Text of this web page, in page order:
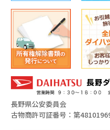
長野県公安委員会
古物商許可証番号：第